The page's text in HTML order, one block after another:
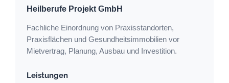
Heilberufe Projekt GmbH
Fachliche Einordnung von Praxisstandorten,
Praxisflächen und Gesundheitsimmobilien vor
Mietvertrag, Planung, Ausbau und Investition.
Leistungen